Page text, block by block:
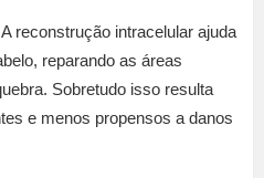
A reconstrução intracelular ajuda
reparando as áreas
Sobretudo isso resulta
e menos propensos a danos